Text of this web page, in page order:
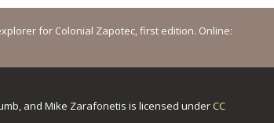
for Colonial Zapotec, first edition. Online:
and Mike Zarafonetis is licensed underCC